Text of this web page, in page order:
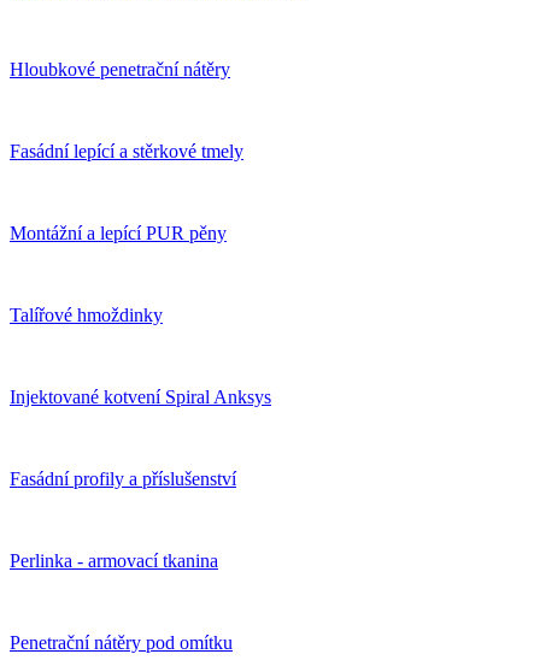
Hloubkové penetrační nátěry
Fasádní lepící a stěrkové tmely
Montážní a lepící PUR pěny
Talířové hmoždinky
Injektované kotvení Spiral Anksys
Fasádní profily a příslušenství
Perlinka - armovací tkanina
Penetrační nátěry pod omítku